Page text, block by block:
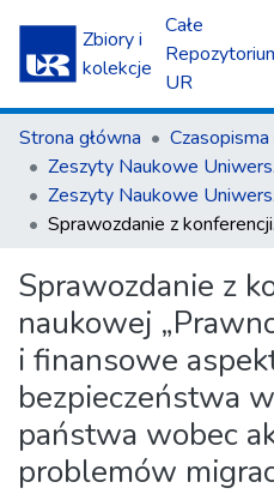
Zbiory i
kolekcje
Całe
UR
Strona główna
Zeszyty
Sprawozdanie z
Sprawozdanie z
naukowej
i finansowe
bezpieczeństwa
państwa wobec
problemów